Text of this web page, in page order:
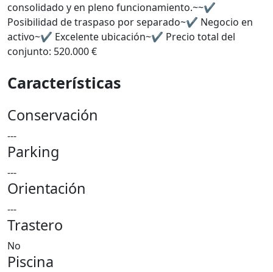
consolidado y en pleno funcionamiento.~~✔
Posibilidad de traspaso por separado~✔ Negocio en
activo~✔ Excelente ubicación~✔ Precio total del
conjunto: 520.000 €
Características
Conservación
---
Parking
---
Orientación
---
Trastero
No
Piscina